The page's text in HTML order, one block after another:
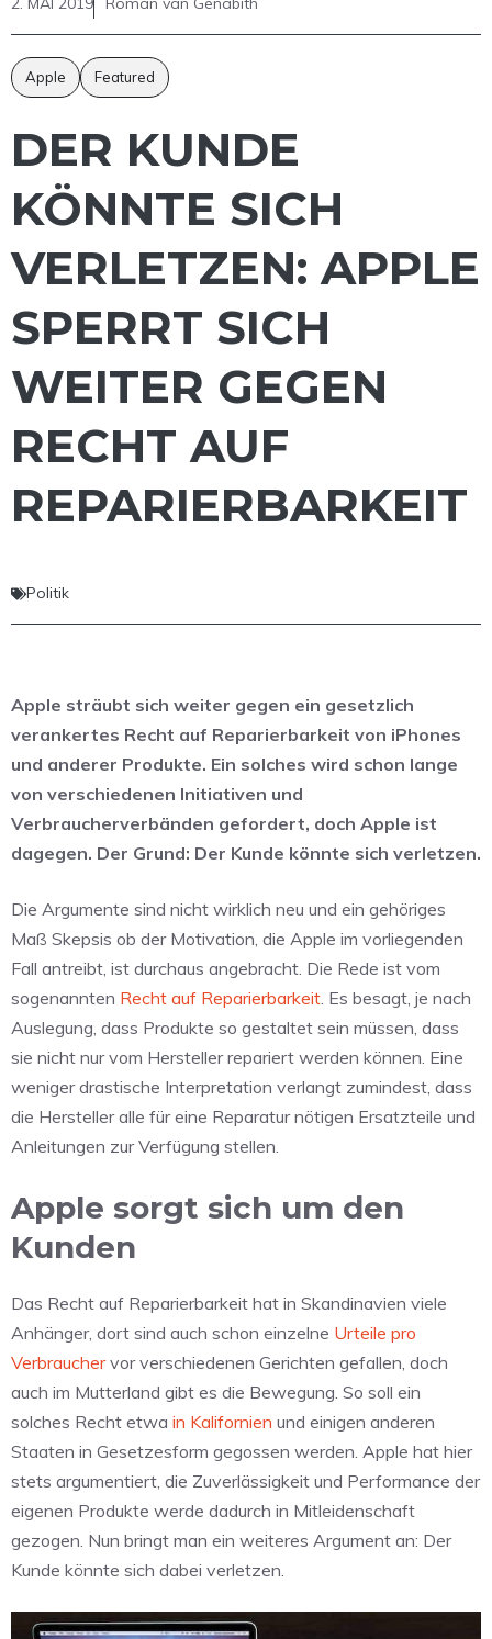
Apple Featured
DER KUNDE
KÖNNTE SICH
VERLETZEN: APPLE
SPERRT SICH
WEITER GEGEN
RECHT AUF
REPARIERBARKEIT
Politik
Apple sträubt sich weiter gegen ein gesetzlich
verankertes Recht auf Reparierbarkeit von iPhones
und anderer Produkte. Ein solches wird schon lange
von verschiedenen Initiativen und
Verbraucherverbänden gefordert, doch Apple ist
dagegen. Der Grund: Der Kunde könnte sich verletzen.
Die Argumente sind nicht wirklich neu und ein gehöriges
Maß Skepsis ob der Motivation, die Apple im vorliegenden
Fall antreibt, ist durchaus angebracht. Die Rede ist vom
sogenannten Recht auf Reparierbarkeit. Es besagt, je nach
Auslegung, dass Produkte so gestaltet sein müssen, dass
sie nicht nur vom Hersteller repariert werden können. Eine
weniger drastische Interpretation verlangt zumindest, dass
die Hersteller alle für eine Reparatur nötigen Ersatzteile und
Anleitungen zur Verfügung stellen.
Apple sorgt sich um den
Kunden
Das Recht auf Reparierbarkeit hat in Skandinavien viele
Anhänger, dort sind auch schon einzelne Urteile pro
Verbrauchervor verschiedenen Gerichten gefallen, doch
auch im Mutterland gibt es die Bewegung. So soll ein
solches Recht etwa in Kalifornien und einigen anderen
Staaten in Gesetzesform gegossen werden. Apple hat hier
stets argumentiert, die Zuverlässigkeit und Performance der
eigenen Produkte werde dadurch in Mitleidenschaft
gezogen. Nun bringt man ein weiteres Argument an: Der
Kunde könnte sich dabei verletzen.